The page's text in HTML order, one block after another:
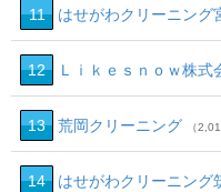
11 はせがわクリーニング
12 Ｌｉｋｅｓｎｏｗ株式
13 荒岡クリーニング （
14 はせがわクリーニング